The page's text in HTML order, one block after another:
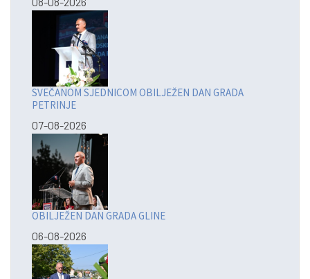
SVEČANOM SJEDNICOM OBILJEŽEN DAN GRADA
PETRINJE
07-08-2026
OBILJEŽEN DAN GRADA GLINE
06-08-2026